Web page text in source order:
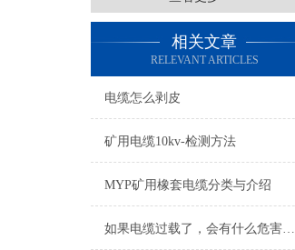
相关文章
RELEVANT ARTICLES
电缆怎么剥皮
矿用电缆10kv-检测方法
MYP矿用橡套电缆分类与介绍
如果电缆过载了，会有什么危害吗？